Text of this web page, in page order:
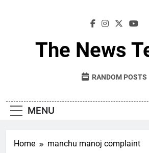
The News
RANDOM POSTS
MENU
Home manchu manoj complaint